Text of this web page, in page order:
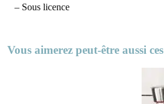
– Sous licence
Vous aimerez peut-être aussi ces